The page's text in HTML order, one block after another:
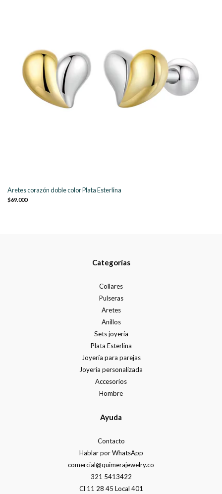
Aretes corazón doble color Plata Esterlina
$69.000
Categorías
Collares
Pulseras
Aretes
Anillos
Sets joyería
Plata Esterlina
Joyería para parejas
Joyería personalizada
Accesorios
Hombre
Ayuda
Contacto
Hablar por WhatsApp
comercial@quimerajewelry.co
321 5413422
Cl 11 28 45 Local 401